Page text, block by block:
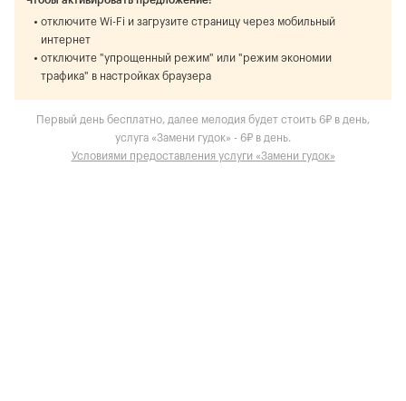
отключите Wi-Fi и загрузите страницу через мобильный
интернет
отключите "упрощенный режим" или "режим экономии
трафика" в настройках браузера
Первый день бесплатно, далее мелодия будет стоить 6₽ в день,
услуга «Замени гудок» - 6₽ в день.
Условиями предоставления услуги «Замени гудок»